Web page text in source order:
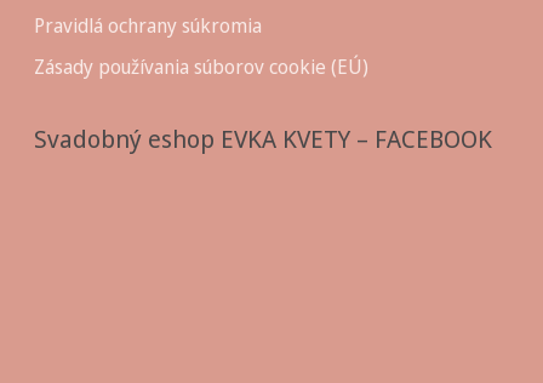
Pravidlá ochrany súkromia
Zásady používania súborov cookie (EÚ)
Svadobný eshop EVKA KVETY – FACEBOOK